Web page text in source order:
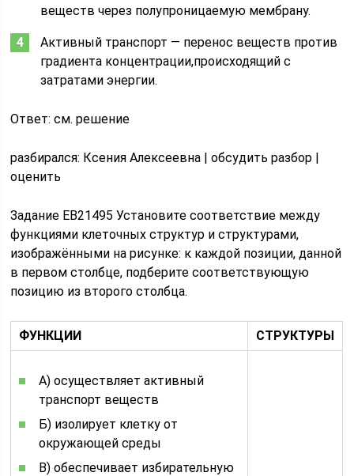
веществ через полупроницаемую мембрану.
Активный транспорт — перенос веществ против
градиента концентрации,происходящий с
затратами энергии.
Ответ: см. решение
pазбирался: Ксения Алексеевна | обсудить разбор |
оценить
Задание EB21495 Установите соответствие между
функциями клеточных структур и структурами,
изображёнными на рисунке: к каждой позиции, данной
в первом столбце, подберите соответствующую
позицию из второго столбца.
ФУНКЦИИ СТРУКТУРЫ
А) осуществляет активный
транспорт веществ
Б) изолирует клетку от
окружающей среды
В) обеспечивает избирательную